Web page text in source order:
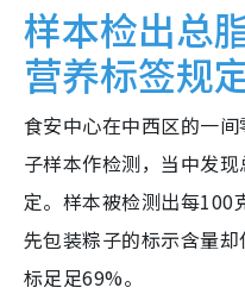
样本检出总
营养标签规
食安中心在中西区的一
子样本作检测，当中发
定。样本被检测出每100
先包装粽子的标示含量
标足足69%。